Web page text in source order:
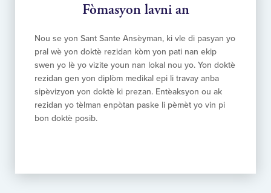
Fòmasyon lavni an
Nou se yon Sant Sante Ansèyman, ki vle di pasyan yo
pral wè yon doktè rezidan kòm yon pati nan ekip
swen yo lè yo vizite youn nan lokal nou yo. Yon doktè
rezidan gen yon diplòm medikal epi li travay anba
sipèvizyon yon doktè ki prezan. Entèaksyon ou ak
rezidan yo tèlman enpòtan paske li pèmèt yo vin pi
bon doktè posib.